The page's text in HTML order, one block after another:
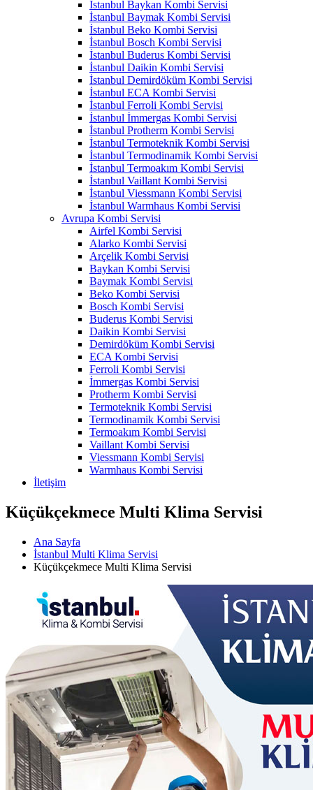
İstanbul Baykan Kombi Servisi
İstanbul Baymak Kombi Servisi
İstanbul Beko Kombi Servisi
İstanbul Bosch Kombi Servisi
İstanbul Buderus Kombi Servisi
İstanbul Daikin Kombi Servisi
İstanbul Demirdöküm Kombi Servisi
İstanbul ECA Kombi Servisi
İstanbul Ferroli Kombi Servisi
İstanbul İmmergas Kombi Servisi
İstanbul Protherm Kombi Servisi
İstanbul Termoteknik Kombi Servisi
İstanbul Termodinamik Kombi Servisi
İstanbul Termoakım Kombi Servisi
İstanbul Vaillant Kombi Servisi
İstanbul Viessmann Kombi Servisi
İstanbul Warmhaus Kombi Servisi
Avrupa Kombi Servisi
Airfel Kombi Servisi
Alarko Kombi Servisi
Arçelik Kombi Servisi
Baykan Kombi Servisi
Baymak Kombi Servisi
Beko Kombi Servisi
Bosch Kombi Servisi
Buderus Kombi Servisi
Daikin Kombi Servisi
Demirdöküm Kombi Servisi
ECA Kombi Servisi
Ferroli Kombi Servisi
İmmergas Kombi Servisi
Protherm Kombi Servisi
Termoteknik Kombi Servisi
Termodinamik Kombi Servisi
Termoakım Kombi Servisi
Vaillant Kombi Servisi
Viessmann Kombi Servisi
Warmhaus Kombi Servisi
İletişim
Küçükçekmece Multi Klima Servisi
Ana Sayfa
İstanbul Multi Klima Servisi
Küçükçekmece Multi Klima Servisi